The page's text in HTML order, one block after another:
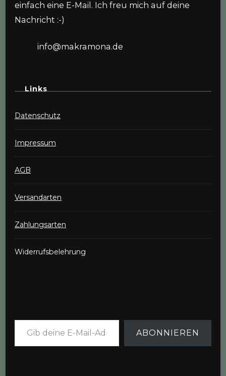
einfach eine E-Mail. Ich freu mich auf deine
Nachricht :-)
info@makramona.de
Links
Datenschutz
Impressum
AGB
Versandarten
Zahlungsarten
Widerrufsbelehrung
Gib deine E-Mail-Adresse ein ...
ABONNIEREN